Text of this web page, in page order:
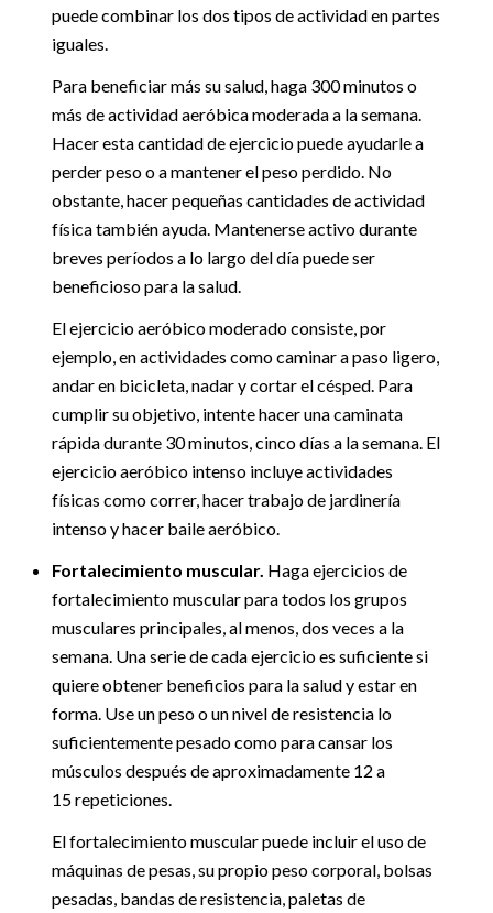
puede combinar los dos tipos de actividad en partes
iguales.
Para beneficiar más su salud, haga 300 minutos o
más de actividad aeróbica moderada a la semana.
Hacer esta cantidad de ejercicio puede ayudarle a
perder peso o a mantener el peso perdido. No
obstante, hacer pequeñas cantidades de actividad
física también ayuda. Mantenerse activo durante
breves períodos a lo largo del día puede ser
beneficioso para la salud.
El ejercicio aeróbico moderado consiste, por
ejemplo, en actividades como caminar a paso ligero,
andar en bicicleta, nadar y cortar el césped. Para
cumplir su objetivo, intente hacer una caminata
rápida durante 30 minutos, cinco días a la semana. El
ejercicio aeróbico intenso incluye actividades
físicas como correr, hacer trabajo de jardinería
intenso y hacer baile aeróbico.
Fortalecimiento muscular. Haga ejercicios de
fortalecimiento muscular para todos los grupos
musculares principales, al menos, dos veces a la
semana. Una serie de cada ejercicio es suficiente si
quiere obtener beneficios para la salud y estar en
forma. Use un peso o un nivel de resistencia lo
suficientemente pesado como para cansar los
músculos después de aproximadamente 12 a
15 repeticiones.
El fortalecimiento muscular puede incluir el uso de
máquinas de pesas, su propio peso corporal, bolsas
pesadas, bandas de resistencia, paletas de